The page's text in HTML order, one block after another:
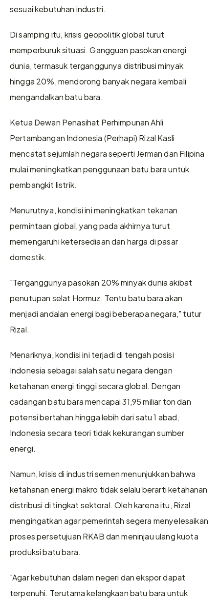
sesuai kebutuhan industri.
Di samping itu, krisis geopolitik global turut
memperburuk situasi. Gangguan pasokan energi
dunia, termasuk terganggunya distribusi minyak
hingga 20%, mendorong banyak negara kembali
mengandalkan batu bara.
Ketua Dewan Penasihat Perhimpunan Ahli
Pertambangan Indonesia (Perhapi) Rizal Kasli
mencatat sejumlah negara seperti Jerman dan Filipina
mulai meningkatkan penggunaan batu bara untuk
pembangkit listrik.
Menurutnya, kondisi ini meningkatkan tekanan
permintaan global, yang pada akhirnya turut
memengaruhi ketersediaan dan harga di pasar
domestik.
"Terganggunya pasokan 20% minyak dunia akibat
penutupan selat Hormuz. Tentu batu bara akan
menjadi andalan energi bagi beberapa negara," tutur
Rizal.
Menariknya, kondisi ini terjadi di tengah posisi
Indonesia sebagai salah satu negara dengan
ketahanan energi tinggi secara global. Dengan
cadangan batu bara mencapai 31,95 miliar ton dan
potensi bertahan hingga lebih dari satu 1 abad,
Indonesia secara teori tidak kekurangan sumber
energi.
Namun, krisis di industri semen menunjukkan bahwa
ketahanan energi makro tidak selalu berarti ketahanan
distribusi di tingkat sektoral. Oleh karena itu, Rizal
mengingatkan agar pemerintah segera menyelesaikan
proses persetujuan RKAB dan meninjau ulang kuota
produksi batu bara.
"Agar kebutuhan dalam negeri dan ekspor dapat
terpenuhi. Terutama kelangkaan batu bara untuk